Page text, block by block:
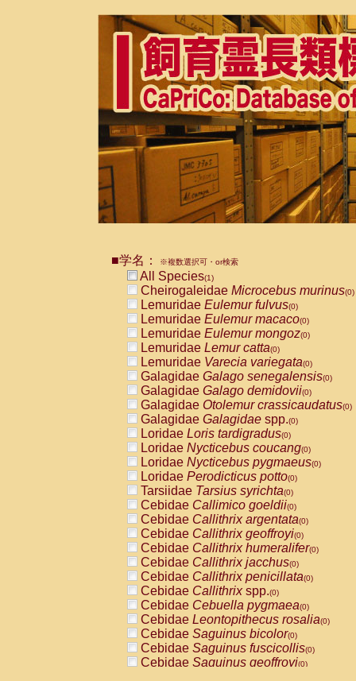
■学名： ※複数選択可・or検索
All Species(1)
Cheirogaleidae Microcebus murinus(0)
Lemuridae Eulemur fulvus(0)
Lemuridae Eulemur macaco(0)
Lemuridae Eulemur mongoz(0)
Lemuridae Lemur catta(0)
Lemuridae Varecia variegata(0)
Galagidae Galago senegalensis(0)
Galagidae Galago demidovii(0)
Galagidae Otolemur crassicaudatus(0)
Galagidae Galagidae spp.(0)
Loridae Loris tardigradus(0)
Loridae Nycticebus coucang(0)
Loridae Nycticebus pygmaeus(0)
Loridae Perodicticus potto(0)
Tarsiidae Tarsius syrichta(0)
Cebidae Callimico goeldii(0)
Cebidae Callithrix argentata(0)
Cebidae Callithrix geoffroyi(0)
Cebidae Callithrix humeralifer(0)
Cebidae Callithrix jacchus(0)
Cebidae Callithrix penicillata(0)
Cebidae Callithrixspp.(0)
Cebidae Cebuella pygmaea(0)
Cebidae Leontopithecus rosalia(0)
Cebidae Saguinus bicolor(0)
Cebidae Saguinus fuscicollis(0)
Cebidae Saguinus geoffroyi(0)